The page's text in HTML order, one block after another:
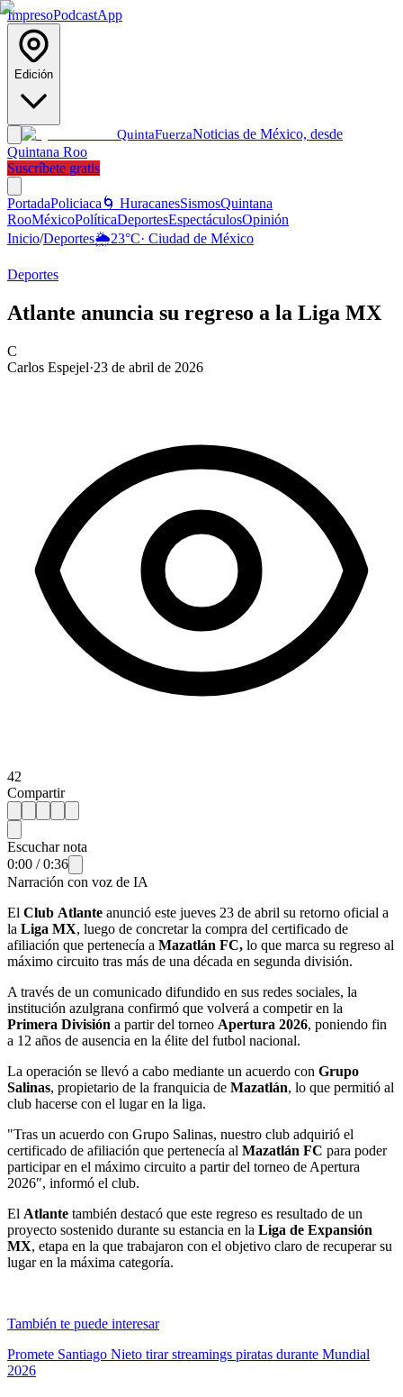
ImpresoPodcastApp
Edición
QuintaFuerzaNoticias de México, desde
Quintana Roo
Suscríbete gratis
PortadaPoliciaca 🌀 HuracanesSismosQuintana
RooMéxicoPolíticaDeportesEspectáculosOpinión
Inicio/Deportes🌦️23°C· Ciudad de México
Deportes
Atlante anuncia su regreso a la Liga MX
C
Carlos Espejel·23 de abril de 2026
42
Compartir
Escuchar nota
0:00 /0:36
Narración con voz de IA
El Club Atlante anunció este jueves 23 de abril su retorno oficial a
la Liga MX, luego de concretar la compra del certificado de
afiliación que pertenecía a Mazatlán FC, lo que marca su regreso al
máximo circuito tras más de una década en segunda división.
A través de un comunicado difundido en sus redes sociales, la
institución azulgrana confirmó que volverá a competir en la
Primera División a partir del torneo Apertura 2026, poniendo fin
a 12 años de ausencia en la élite del futbol nacional.
La operación se llevó a cabo mediante un acuerdo con Grupo
Salinas, propietario de la franquicia de Mazatlán, lo que permitió al
club hacerse con el lugar en la liga.
"Tras un acuerdo con Grupo Salinas, nuestro club adquirió el
certificado de afiliación que pertenecía al Mazatlán FC para poder
participar en el máximo circuito a partir del torneo de Apertura
2026″, informó el club.
El Atlante también destacó que este regreso es resultado de un
proyecto sostenido durante su estancia en la Liga de Expansión
MX, etapa en la que trabajaron con el objetivo claro de recuperar su
lugar en la máxima categoría.
También te puede interesar
Promete Santiago Nieto tirar streamings piratas durante Mundial
2026